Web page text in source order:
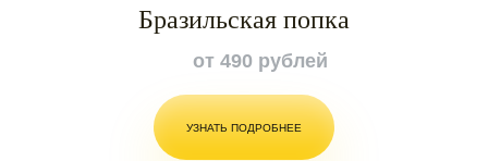
Бразильская попка
от 490 рублей
УЗНАТЬ ПОДРОБНЕЕ